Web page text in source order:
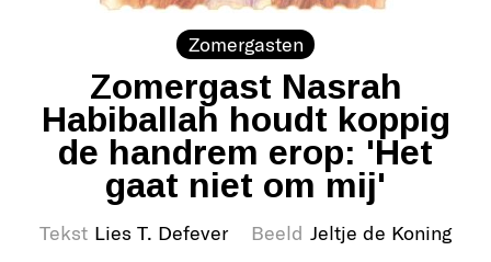
Zomergasten
Zomergast Nasrah
Habiballah houdt koppig
de handrem erop: 'Het
gaat niet om mij'
Tekst Lies T. Defever Beeld Jeltje de Koning